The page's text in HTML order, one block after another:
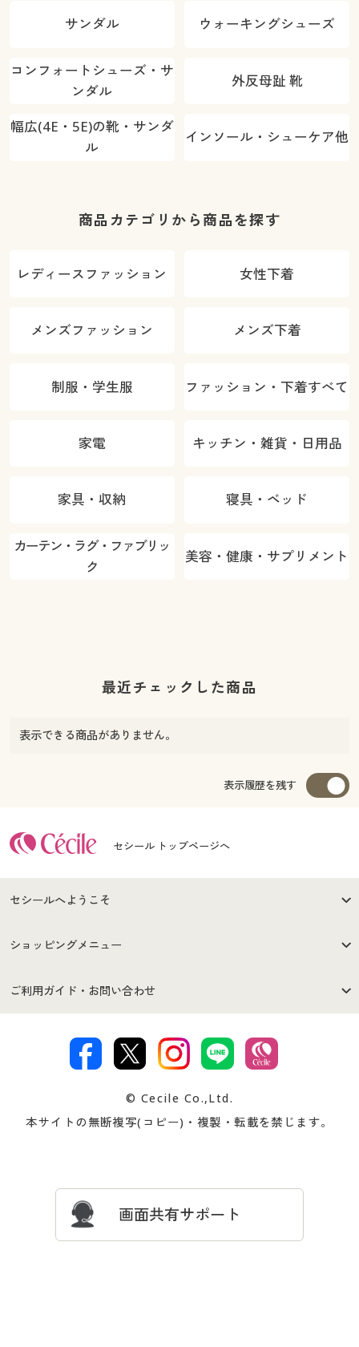
サンダル ウォーキングシューズ
コンフォートシューズ・サ
ンダル
外反母趾 靴
幅広(4E・5E)の靴・サンダ
ル
インソール・シューケア他
商品カテゴリから商品を探す
レディースファッション 女性下着
メンズファッション メンズ下着
制服・学生服 ファッション・下着すべて
家電 キッチン・雑貨・日用品
家具・収納 寝具・ベッド
カーテン・ラグ・ファブリッ
ク
美容・健康・サプリメント
最近チェックした商品
表示できる商品がありません。
表示履歴を残す
セシール トップページへ
セシールへようこそ
はじめての方へ
セシールご利用規約
著作権・商標について 会社案内
ショッピングメニュー
商品カテゴリ
プレゼント＆キャンペーン サイトマップ
ご利用ガイド・お問い合わせ
交換・返品は お支払は
ついて
忘れの場合
© Cecile Co.,Ltd.
本サイトの無断複写(コピー)・複製・転載を禁じます。
画面共有サポート